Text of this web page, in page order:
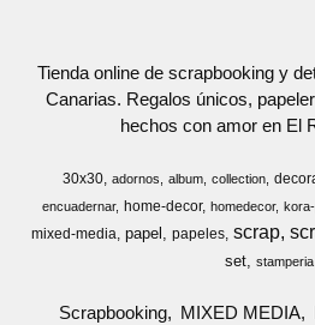
Tienda online de scrapbooking y
Canarias. Regalos únicos,
hechos con amor en El
30x30 adornos album collection
encuadernar
home-decor homedecor
mixed-media papel papeles scrap
set stamperia
Scrapbooking MIXED MEDIA